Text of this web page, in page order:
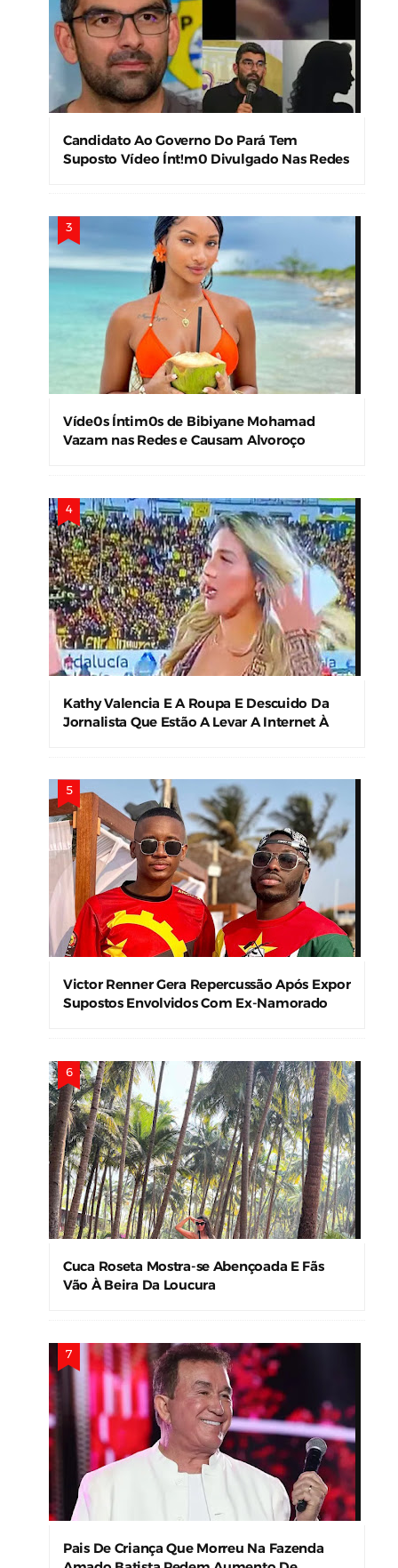
Candidato Ao Governo Do Pará Tem
Suposto Vídeo Ínt!m0 Divulgado Nas Redes
Víde0s Íntim0s de Bibiyane Mohamad
Vazam nas Redes e Causam Alvoroço
Kathy Valencia E A Roupa E Descuido Da
Jornalista Que Estão A Levar A Internet À
Victor Renner Gera Repercussão Após Expor
Supostos Envolvidos Com Ex-Namorado
Cuca Roseta Mostra-se Abençoada E Fãs
Vão À Beira Da Loucura
Pais De Criança Que Morreu Na Fazenda